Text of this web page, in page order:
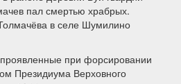
пал смертью храбрых.
в селе Шумилино
при форсировании
Президиума Верховного